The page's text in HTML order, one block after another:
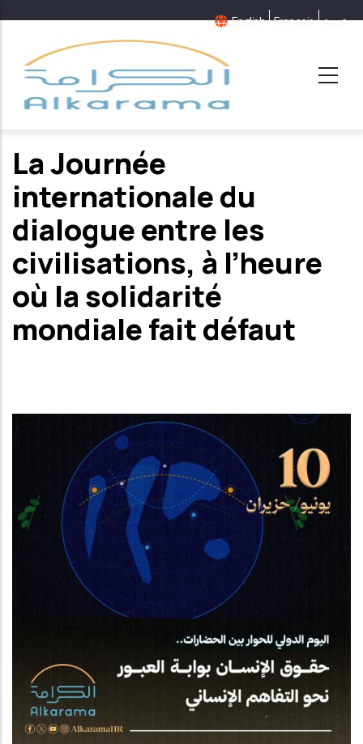
contenu
principal
English Français عربية
La Journée
internationale du
dialogue entre les
civilisations, à l’heure
où la solidarité
mondiale fait défaut